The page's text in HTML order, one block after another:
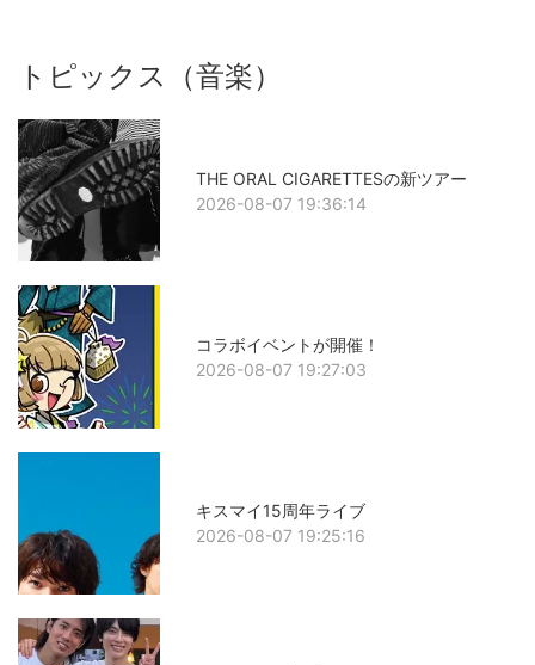
トピックス（音楽）
THE ORAL CIGARETTESの新ツアー
2026-08-07 19:36:14
コラボイベントが開催！
2026-08-07 19:27:03
キスマイ15周年ライブ
2026-08-07 19:25:16